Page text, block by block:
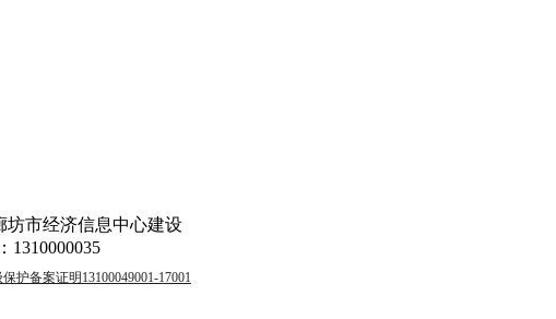
坊市经济信息中心建设
护备案证明13100049001-17001